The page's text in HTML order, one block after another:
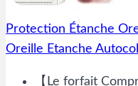
Protection Étanche
Oreille Etanche
【Le forfait